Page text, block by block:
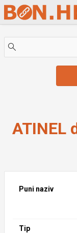
Skip to Main Content
ATINEL
Puni naziv
Tip